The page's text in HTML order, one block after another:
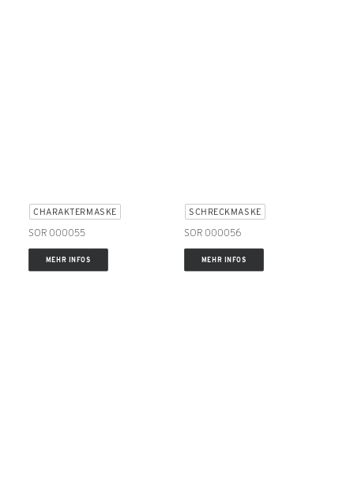
CHARAKTERMASKE
SOR 000055
MEHR INFOS
SCHRECKMASKE
SOR 000056
MEHR INFOS